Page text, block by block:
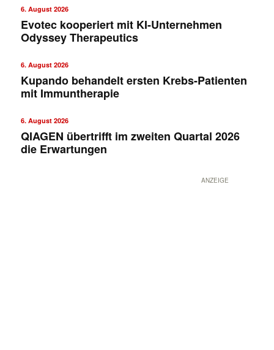
6. August 2026
Evotec kooperiert mit KI-Unternehmen
Odyssey Therapeutics
6. August 2026
Kupando behandelt ersten Krebs-Patienten
mit Immuntherapie
6. August 2026
QIAGEN übertrifft im zweiten Quartal 2026
die Erwartungen
ANZEIGE